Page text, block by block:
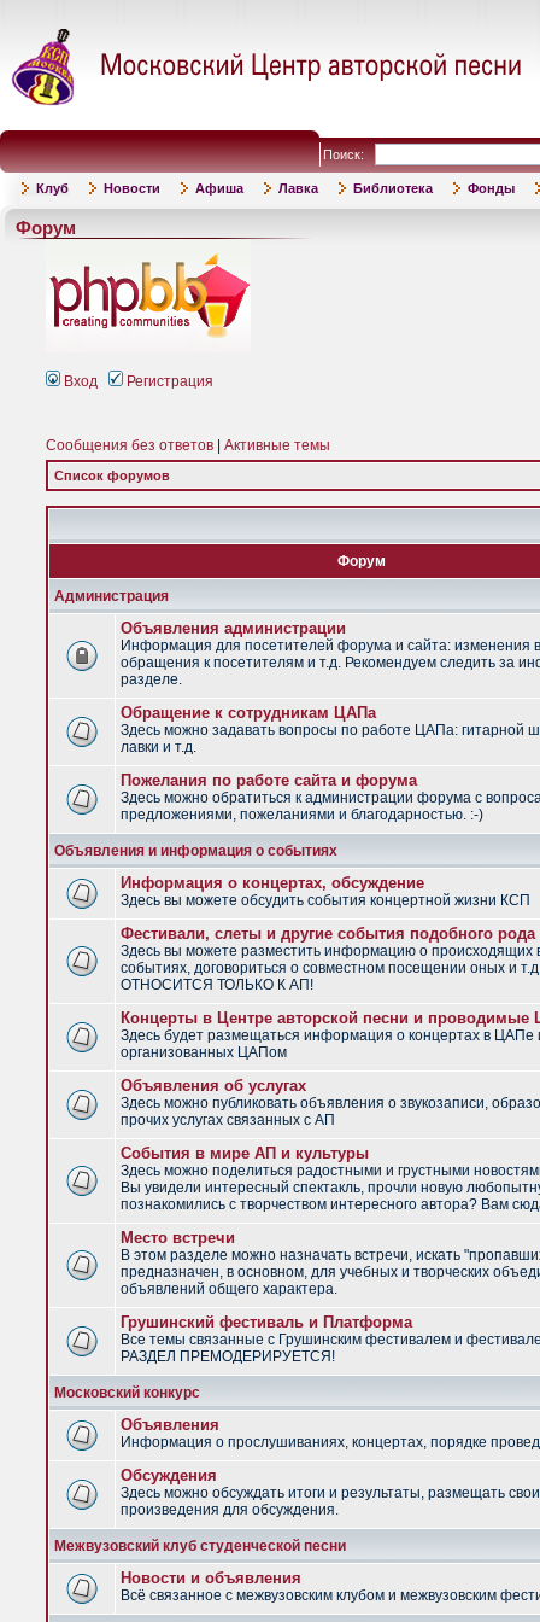
Поиск:
Клуб Новости Афиша Лавка Библиотека Фонды
Форум
Вход Регистрация
Сообщения без ответов Активные темы
Список форумов
Форум
Администрация
Объявления администрации
Информация для посетителей форума и сайта: изменения
обращения к посетителям и т.д. Рекомендуем следить за
разделе.
Обращение к сотрудникам ЦАПа
Здесь можно задавать вопросы по работе ЦАПа: гитарной
лавки и т.д.
Пожелания по работе сайта и форума
Здесь можно обратиться к администрации форума с
предложениями, пожеланиями и благодарностью. :-)
Объявления и информация о событиях
Информация о концертах, обсуждение
Здесь вы можете обсудить события концертной жизни КСП
Фестивали, слеты и другие события подобного рода
Здесь вы можете разместить информацию о
событиях, договориться о совместном посещении оных и
ОТНОСИТСЯ ТОЛЬКО К АП!
Концерты в Центре авторской песни и
Здесь будет размещаться информация о концертах в ЦАПе
организованных ЦАПом
Объявления об услугах
Здесь можно публиковать объявления о звукозаписи,
прочих услугах связанных с АП
События в мире АП и культуры
Здесь можно поделиться радостными и грустными
Вы увидели интересный спектакль, прочли новую
познакомились с творчеством интересного автора? Вам
Место встречи
В этом разделе можно назначать встречи, искать
предназначен, в основном, для учебных и творческих
объявлений общего характера.
Грушинский фестиваль и Платформа
Все темы связанные с Грушинским фестивалем и
РАЗДЕЛ ПРЕМОДЕРИРУЕТСЯ!
Московский конкурс
Объявления
Информация о прослушиваниях, концертах, порядке
Обсуждения
Здесь можно обсуждать итоги и результаты, размещать
произведения для обсуждения.
Межвузовский клуб студенческой песни
Новости и объявления
Всё связанное с межвузовским клубом и межвузовским